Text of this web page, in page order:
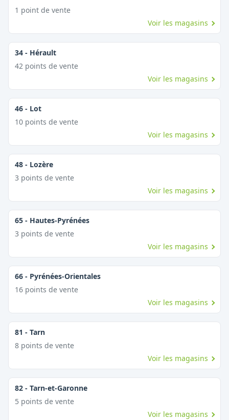
1 point de vente
Voir les magasins
34 - Hérault
42 points de vente
Voir les magasins
46 - Lot
10 points de vente
Voir les magasins
48 - Lozère
3 points de vente
Voir les magasins
65 - Hautes-Pyrénées
3 points de vente
Voir les magasins
66 - Pyrénées-Orientales
16 points de vente
Voir les magasins
81 - Tarn
8 points de vente
Voir les magasins
82 - Tarn-et-Garonne
5 points de vente
Voir les magasins